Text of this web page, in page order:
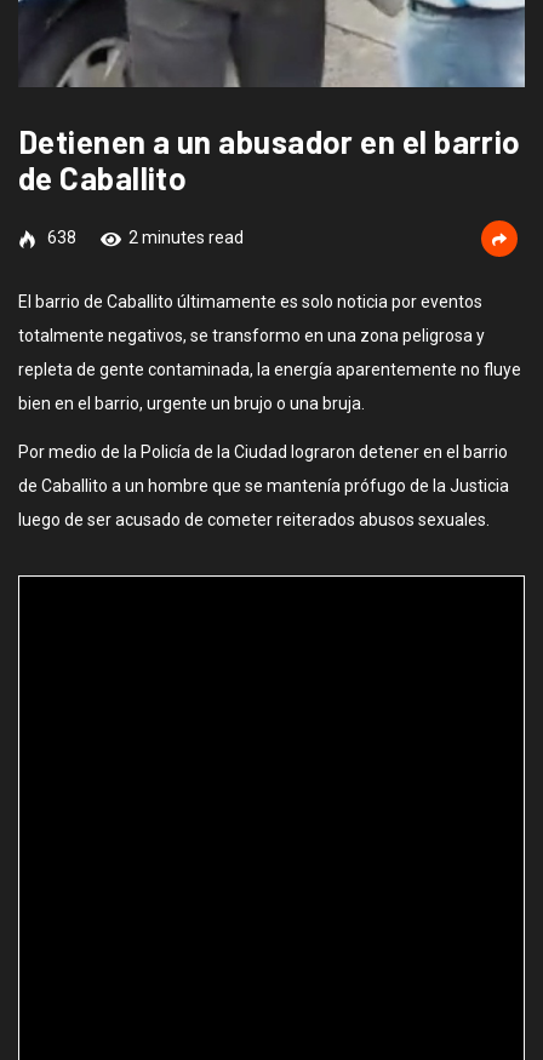
Detienen a un abusador en el barrio
de Caballito
638 2 minutes read
El barrio de Caballito últimamente es solo noticia por eventos
totalmente negativos, se transformo en una zona peligrosa y
repleta de gente contaminada, la energía aparentemente no fluye
bien en el barrio, urgente un brujo o una bruja.
Por medio de la Policía de la Ciudad lograron detener en el barrio
de Caballito a un hombre que se mantenía prófugo de la Justicia
luego de ser acusado de cometer reiterados abusos sexuales.